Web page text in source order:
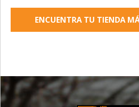
ENCUENTRA TU TIENDA